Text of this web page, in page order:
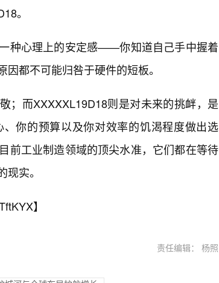
。
种心理上的安定感——你知道自己手中握着
都不可能归咎于硬件的短板。
；而XXXXXL19D18则是对未来的挑衅，是
你的预算以及你对效率的饥渴程度做出选
前工业制造领域的顶尖水准，它们都在等待
实。
】
责任编辑： 杨照